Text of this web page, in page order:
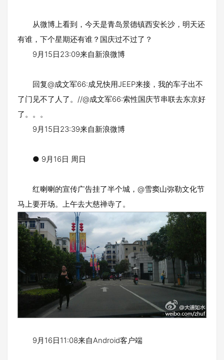
从微博上看到，今天是青岛景德镇西安长沙，明天还
有谁，下个星期还有谁？国庆过不过了？
9月15日23:09来自新浪微博
回复@成文军66:成兄快用JEEP来接，我的车子出不
了门见不了人了。//@成文军66:索性国庆节串联去东京好
了。。。
9月15日23:39来自新浪微博
● 9月16日 周日
红喇喇的宣传广告挂了半个城，@雪窦山弥勒文化节
马上要开场。上午去大慈禅寺了。
9月16日11:08来自Android客户端